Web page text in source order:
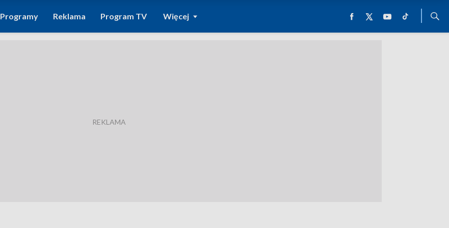
Programy Reklama Program TV Więcej